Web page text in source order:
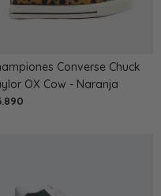
Converse Chuck
OX Cow - Naranja